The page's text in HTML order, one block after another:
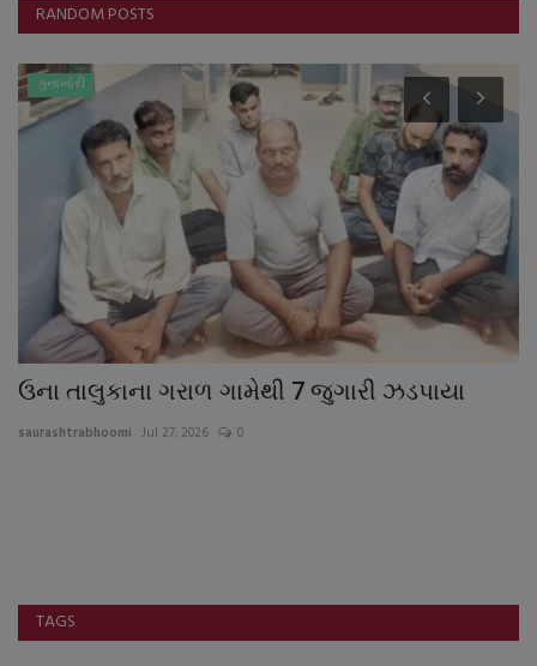
RANDOM POSTS
ગુનાખોરી
ઉના તાલુકાના ગરાળ ગામેથી 7 જુગારી ઝડપાયા
saurashtrabhoomi Jul 27, 2026 0
TAGS